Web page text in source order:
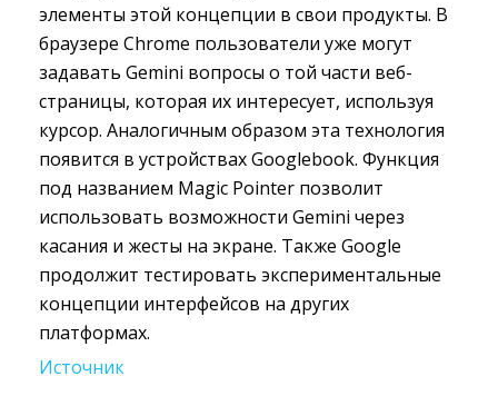
элементы этой концепции в свои продукты. В
браузере Chrome пользователи уже могут
задавать Gemini вопросы о той части веб-
страницы, которая их интересует, используя
курсор. Аналогичным образом эта технология
появится в устройствах Googlebook. Функция
под названием Magic Pointer позволит
использовать возможности Gemini через
касания и жесты на экране. Также Google
продолжит тестировать экспериментальные
концепции интерфейсов на других
платформах.
Источник